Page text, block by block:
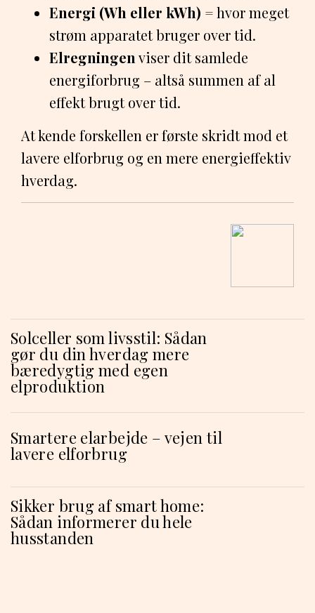
Energi (Wh eller kWh) = hvor meget
strøm apparatet bruger over tid.
Elregningen viser dit samlede
energiforbrug – altså summen af al
effekt brugt over tid.
At kende forskellen er første skridt mod et
lavere elforbrug og en mere energieffektiv
hverdag.
Solceller som livsstil: Sådan
gør du din hverdag mere
bæredygtig med egen
elproduktion
Smartere elarbejde – vejen til
lavere elforbrug
Sikker brug af smart home:
Sådan informerer du hele
husstanden